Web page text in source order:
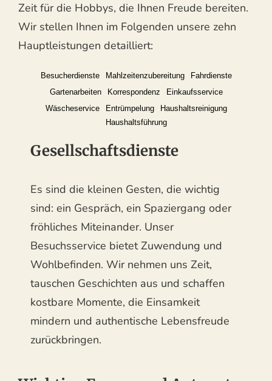
Zeit für die Hobbys, die Ihnen Freude bereiten.
Wir stellen Ihnen im Folgenden unsere zehn
Hauptleistungen detailliert:
Besucherdienste Mahlzeitenzubereitung
Fahrdienste
Gartenarbeiten
Korrespondenz
Einkaufsservice
Wäscheservice
Entrümpelung
Haushaltsreinigung
Haushaltsführung
Gesellschaftsdienste
Es sind die kleinen Gesten, die wichtig
sind: ein Gespräch, ein Spaziergang oder
fröhliches Miteinander. Unser
Besuchsservice bietet Zuwendung und
Wohlbefinden. Wir nehmen uns Zeit,
tauschen Geschichten aus und schaffen
kostbare Momente, die Einsamkeit
mindern und authentische Lebensfreude
zurückbringen.